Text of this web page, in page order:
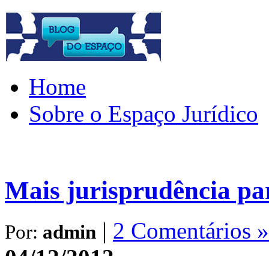
Home
Sobre o Espaço Jurídico
Mais jurisprudência
Por: admin | 2 Comentários »